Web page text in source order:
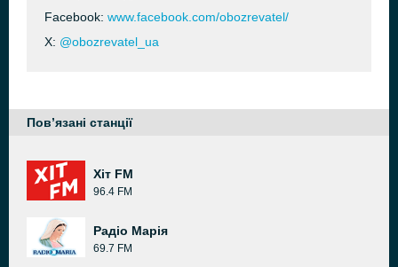
Facebook: www.facebook.com/obozrevatel/
X: @obozrevatel_ua
Пов’язані станції
Хіт FM
96.4 FM
Радіо Марія
69.7 FM